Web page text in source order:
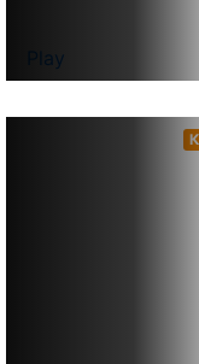
Play